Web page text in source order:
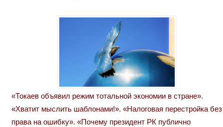
«Токаев объявил режим тотальной экономии в стране».
«Хватит мыслить шаблонами!». «Налоговая перестройка без
права на ошибку». «Почему президент РК публично